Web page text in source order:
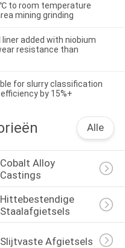
to room temperature
mining grinding
added with niobium
resistance than
for slurry classification
by 15%+
Alle
Cobalt Alloy
Castings
Hittebestendige
Staalafgietsels
Slijtvaste Afgietsels